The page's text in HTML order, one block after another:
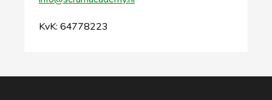
KvK: 64778223